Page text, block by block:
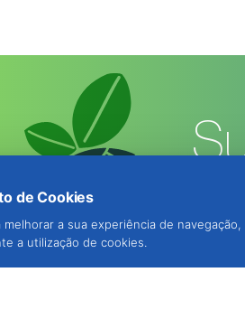
de Cookies
melhorar a sua experiência de
a utilização de cookies.